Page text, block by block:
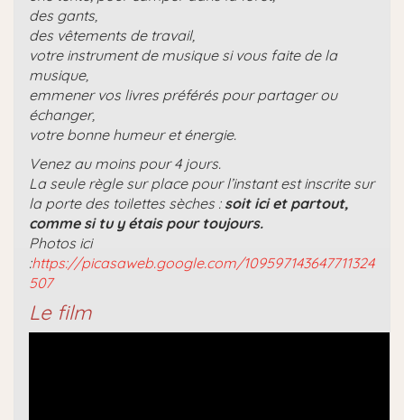
des gants,
des vêtements de travail,
votre instrument de musique si vous faite de la
musique,
emmener vos livres préférés pour partager ou
échanger,
votre bonne humeur et énergie.
Venez au moins pour 4 jours.
La seule règle sur place pour l’instant est inscrite sur
la porte des toilettes sèches : soit ici et partout,
comme si tu y étais pour toujours.
Photos ici
:https://picasaweb.google.com/109597143647711324
507
Le film